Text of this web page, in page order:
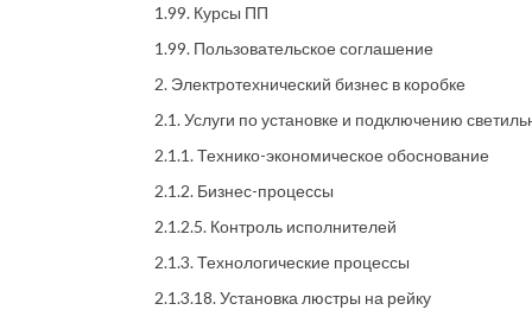
1.99. Курсы ПП
1.99. Пользовательское соглашение
2. Электротехнический бизнес в коробке
2.1. Услуги по установке и подключению
2.1.1. Технико-экономическое обоснование
2.1.2. Бизнес-процессы
2.1.2.5. Контроль исполнителей
2.1.3. Технологические процессы
2.1.3.18. Установка люстры на рейку